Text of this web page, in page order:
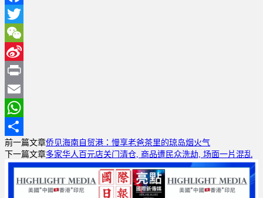
Facebook
Twitter
WeChat
Sina
Weibo
Print
Email
WhatsApp
分
享
前一篇文章侨见海南自贸港：慢享老爸茶里的琼岛烟火气
下一篇文章多家华人百元店关门清仓, 商品遭民众洗劫, 场面一片混乱